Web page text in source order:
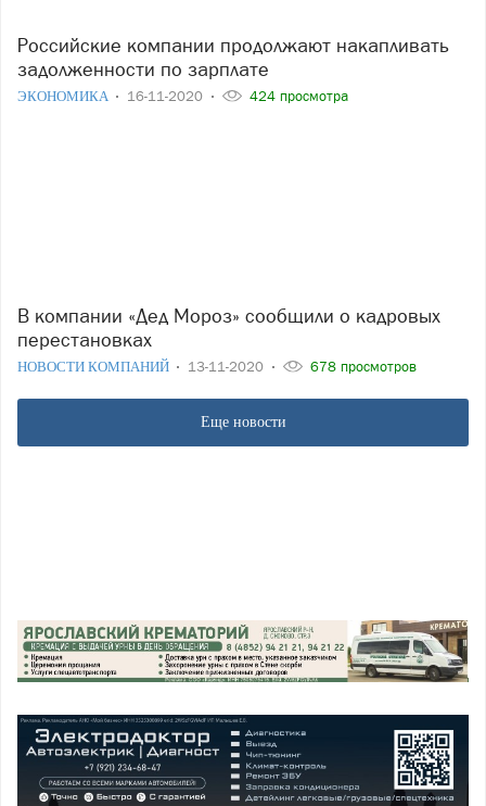
Российские компании продолжают накапливать
задолженности по зарплате
ЭКОНОМИКА 16-11-2020 424 просмотра
В компании «Дед Мороз» сообщили о кадровых
перестановках
НОВОСТИ КОМПАНИЙ 13-11-2020 678 просмотров
Еще новости